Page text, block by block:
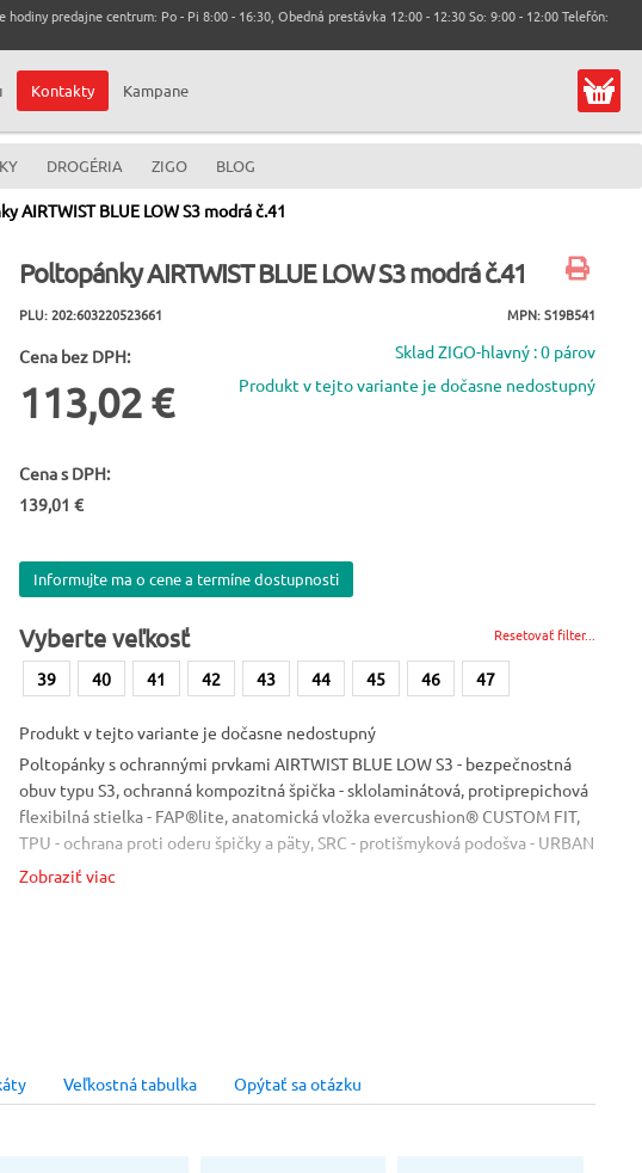
predajne centrum: Po - Pi 8:00 - 16:30, Obedná prestávka 12:00 - 12:30 So: 9:00 - 12:00 Telefón:
Kontakty Kampane
DROGÉRIA ZIGO BLOG
AIRTWIST BLUE LOW S3 modrá č.41
Poltopánky AIRTWIST BLUE LOW S3 modrá č.41
PLU: 202:603220523661 MPN: S19B541
Cena bez DPH:
113,02 €
Cena s DPH:
139,01 €
Sklad ZIGO-hlavný : 0 párov
Produkt v tejto variante je dočasne nedostupný
Informujte ma o cene a termíne dostupnosti
Resetovať filter...
Vyberte veľkosť
39 40 41 42 43 44 45 46 47
Produkt v tejto variante je dočasne nedostupný
Poltopánky s ochrannými prvkami AIRTWIST BLUE LOW S3 - bezpečnostná
obuv typu S3, ochranná kompozitná špička - sklolaminátová, protiprepichová
flexibilná stielka - FAP®lite, anatomická vložka evercushion® CUSTOM FIT,
TPU - ochrana proti oderu špičky a päty, SRC - protišmyková podošva - URBAN
EFFECT/medzipodrážka IMPULSE.FOAM®, E - absorpcia energie v oblasti
Vlastnosť
Vlastnosť
Zobraziť viac
Veľkostná tabulka Opýtať sa otázku